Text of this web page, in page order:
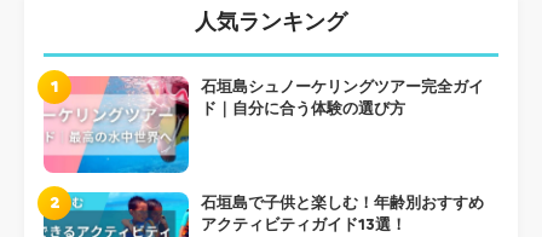
人気ランキング
1
石垣島シュノーケリングツアー完全ガイ
ド｜自分に合う体験の選び方
2
石垣島で子供と楽しむ！年齢別おすすめ
アクティビティガイド13選！